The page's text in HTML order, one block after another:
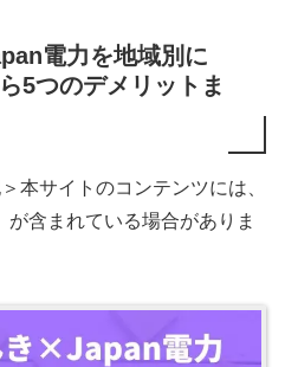
電力を地域別に
5つのデメリットま
本サイトのコンテンツには、
含まれている場合がありま